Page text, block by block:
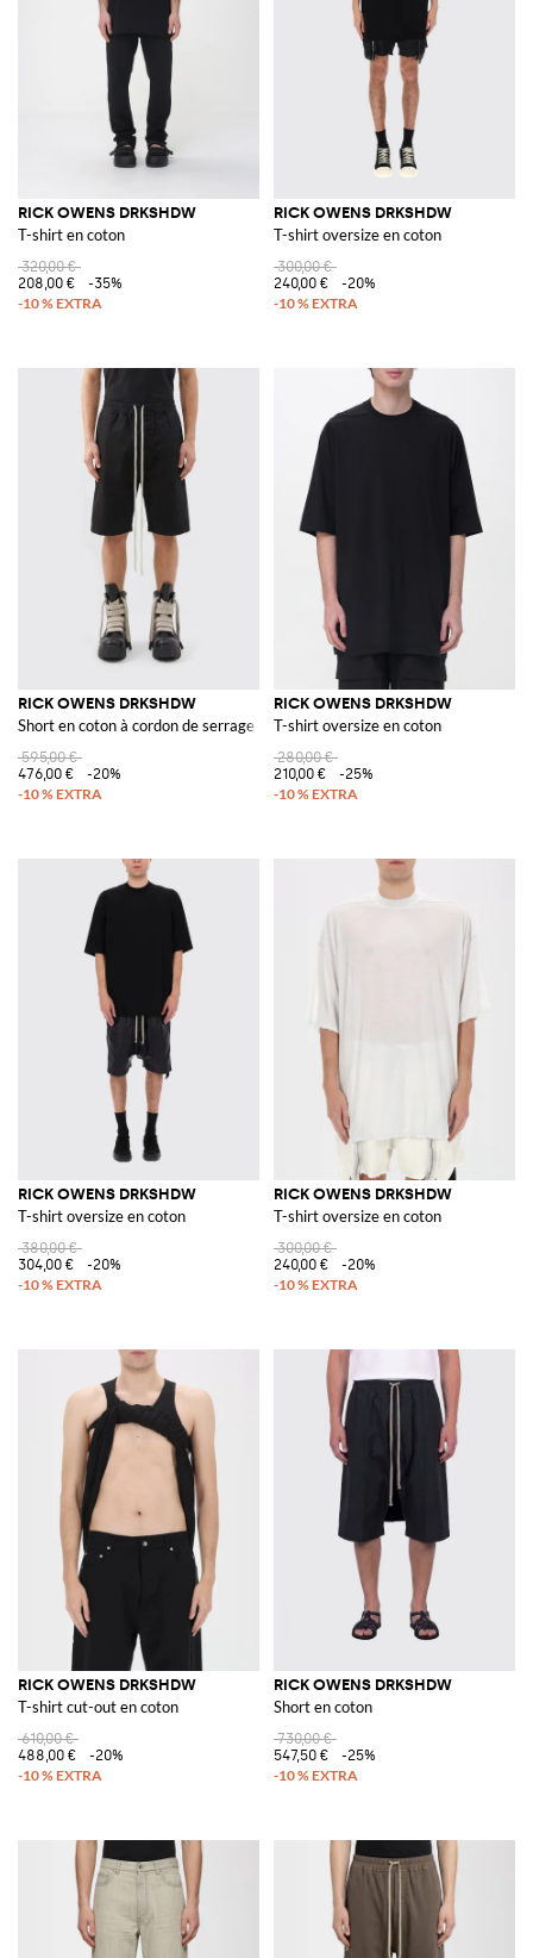
RICK OWENS DRKSHDW
T-shirt en coton
320,00 €
208,00 €
-35%
RICK OWENS DRKSHDW
T-shirt oversize en coton
300,00 €
240,00 €
-20%
RICK OWENS DRKSHDW
Short en coton à cordon de serrage
595,00 €
476,00 €
-20%
RICK OWENS DRKSHDW
T-shirt oversize en coton
280,00 €
210,00 €
-25%
RICK OWENS DRKSHDW
T-shirt oversize en coton
380,00 €
304,00 €
-20%
RICK OWENS DRKSHDW
T-shirt oversize en coton
300,00 €
240,00 €
-20%
RICK OWENS DRKSHDW
T-shirt cut-out en coton
610,00 €
488,00 €
-20%
RICK OWENS DRKSHDW
Short en coton
730,00 €
547,50 €
-25%